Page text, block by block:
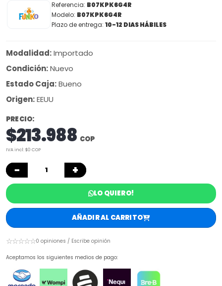
Referencia: B07KPK6G4R
Modelo: B07KPK6G4R
Plazo de entrega: 10-12 DIAS HÁBILES
Modalidad:Importado
Condición:Nuevo
Estado Caja:Bueno
Origen:EEUU
PRECIO:
$213.988 COP
IVA incl: $0 COP
− +
LO QUIERO!
AÑADIR AL CARRITO
☆☆☆☆☆0 opiniones / Escribe opinión
Aceptamos los siguientes medios de pago: